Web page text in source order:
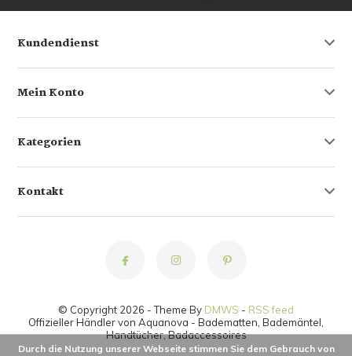
Kundendienst
Mein Konto
Kategorien
Kontakt
© Copyright 2026 - Theme By DMWS - RSS feed
Offizieller Händler von Aquanova - Badematten, Bademäntel,
Handtücher, Badaccessoires
Durch die Nutzung unserer Webseite stimmen Sie dem Gebrauch von